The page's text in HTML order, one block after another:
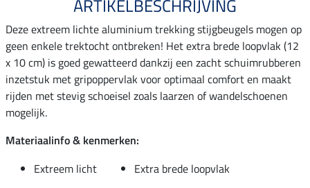
ARTIKELBESCHRIJVING
Deze extreem lichte aluminium trekking stijgbeugels mogen op
geen enkele trektocht ontbreken! Het extra brede loopvlak (12
x 10 cm) is goed gewatteerd dankzij een zacht schuimrubberen
inzetstuk met gripoppervlak voor optimaal comfort en maakt
rijden met stevig schoeisel zoals laarzen of wandelschoenen
mogelijk.
Materiaalinfo & kenmerken:
Extreem licht
Extra brede loopvlak